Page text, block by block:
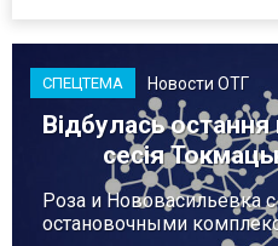
СПЕЦТЕМА Новости ОТГ
Відбулась
сесія
Роза и Нововасильевка
остановочными